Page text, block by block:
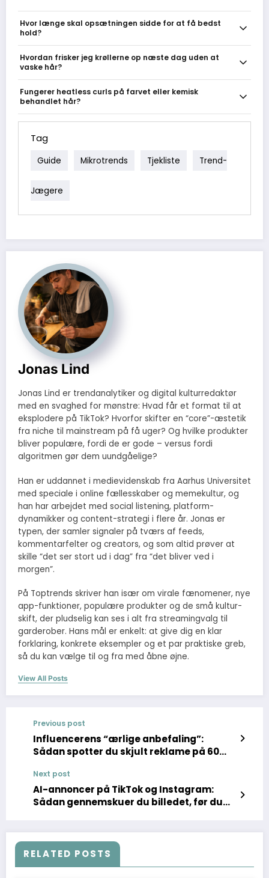
Hvor længe skal opsætningen sidde for at få bedst
hold?
resultat, især til tykt eller langt hår. Har du travlt, så lad
tørring (70-80 %) hjælpe krøllen med at
Hvordan frisker jeg krøllerne op næste dag uden at
vaske hår?
leave-in mist eller vand og scrunch for at reaktivere produktet, og
sektioner er flade, kan du genskabe dem med en hurtig lille twist
Fungerer heatless curls på farvet eller kemisk
behandlet hår?
Ja, men behandle dit hår forsigtigt: kemisk behandlet og bleget
produkter. Brug milde leave-ins, undgå grove elastikker og prioriter
både form og skånsom pleje.
Tag
Guide Mikrotrends Tjekliste Trend-
Jægere
Jonas Lind
Jonas Lind er trendanalytiker og digital kulturredaktør
med en svaghed for mønstre: Hvad får et format til at
eksplodere på TikTok? Hvorfor skifter en “core”-æstetik
fra niche til mainstream på få uger? Og hvilke produkter
bliver populære, fordi de er gode – versus fordi
algoritmen gør dem uundgåelige?
Han er uddannet i medievidenskab fra Aarhus Universitet
med speciale i online fællesskaber og memekultur, og
han har arbejdet med social listening, platform-
dynamikker og content-strategi i flere år. Jonas er
typen, der samler signaler på tværs af feeds,
kommentarfelter og creators, og som altid prøver at
skille “det ser stort ud i dag” fra “det bliver ved i
morgen”.
På Toptrends skriver han især om virale fænomener, nye
app-funktioner, populære produkter og de små kultur-
skift, der pludselig kan ses i alt fra streamingvalg til
garderober. Hans mål er enkelt: at give dig en klar
forklaring, konkrete eksempler og et par praktiske greb,
så du kan vælge til og fra med åbne øjne.
View All Posts
Previous post
Influencerens “ærlige anbefaling”:
Sådan spotter du skjult reklame på 60
Next post
AI-annoncer på TikTok og Instagram:
Sådan gennemskuer du billedet, før du
RELATED POSTS